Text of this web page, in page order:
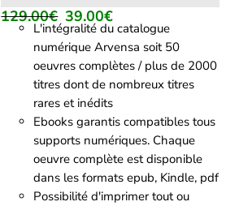
129.00€ Le
prix
initial
était :
129.00€.
39.00€Le
prix
actuel
est :
39.00€.
L'intégralité du catalogue
numérique Arvensa soit 50
oeuvres complètes / plus de 2000
titres dont de nombreux titres
rares et inédits
Ebooks garantis compatibles tous
supports numériques. Chaque
oeuvre complète est disponible
dans les formats epub, Kindle, pdf
Possibilité d'imprimer tout ou